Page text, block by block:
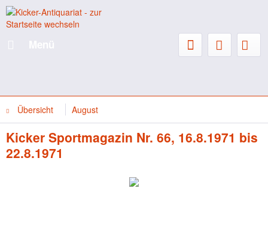
Übersicht August
Kicker Sportmagazin Nr. 66, 16.8.1971 bis
22.8.1971